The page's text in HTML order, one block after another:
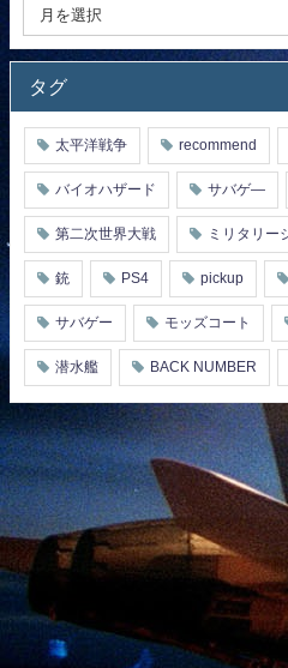
タグ
太平洋戦争 recommend
バイオハザード サバゲ―
第二次世界大戦 ミリタリー
銃 PS4 pickup
サバゲー モッズコート
潜水艦 BACK NUMBER